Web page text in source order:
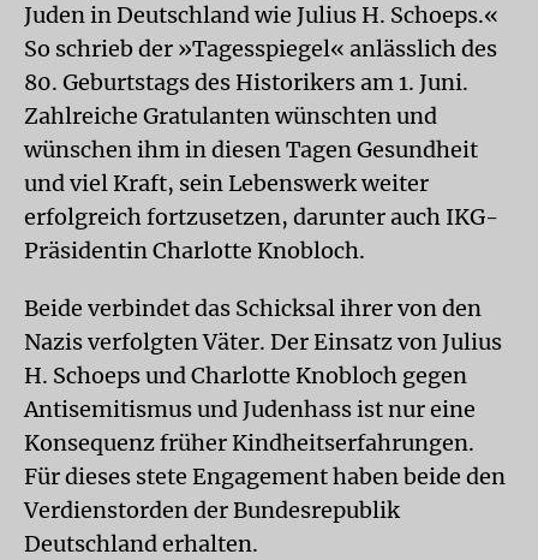
Juden in Deutschland wie Julius H. Schoeps.«
So schrieb der »Tagesspiegel« anlässlich des
80. Geburtstags des Historikers am 1. Juni.
Zahlreiche Gratulanten wünschten und
wünschen ihm in diesen Tagen Gesundheit
und viel Kraft, sein Lebenswerk weiter
erfolgreich fortzusetzen, darunter auch IKG-
Präsidentin Charlotte Knobloch.
Beide verbindet das Schicksal ihrer von den
Nazis verfolgten Väter. Der Einsatz von Julius
H. Schoeps und Charlotte Knobloch gegen
Antisemitismus und Judenhass ist nur eine
Konsequenz früher Kindheitserfahrungen.
Für dieses stete Engagement haben beide den
Verdienstorden der Bundesrepublik
Deutschland erhalten.